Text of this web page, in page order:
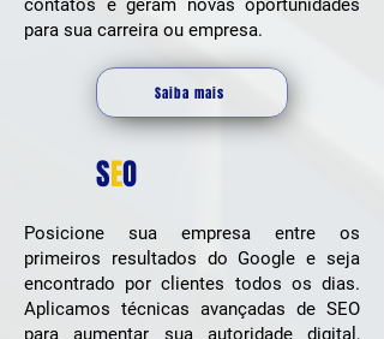
contatos e geram novas oportunidades
para sua carreira ou empresa.
Saiba mais
SEO
Posicione sua empresa entre os
primeiros resultados do Google e seja
encontrado por clientes todos os dias.
Aplicamos técnicas avançadas de SEO
para aumentar sua autoridade digital,